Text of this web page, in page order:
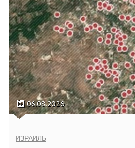
06.08.2026
ИЗРАИЛЬ